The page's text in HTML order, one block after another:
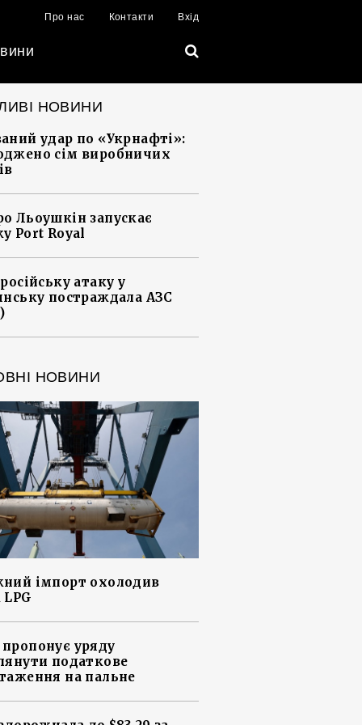
Про нас Контакти Вхід
НОВИНИ
удар по «Укрнафті»:
сім виробничих
Льоушкін запускає
Port Royal
атаку у
постраждала АЗС
НОВИНИ
імпорт охолодив
уряду
податкове
на пальне